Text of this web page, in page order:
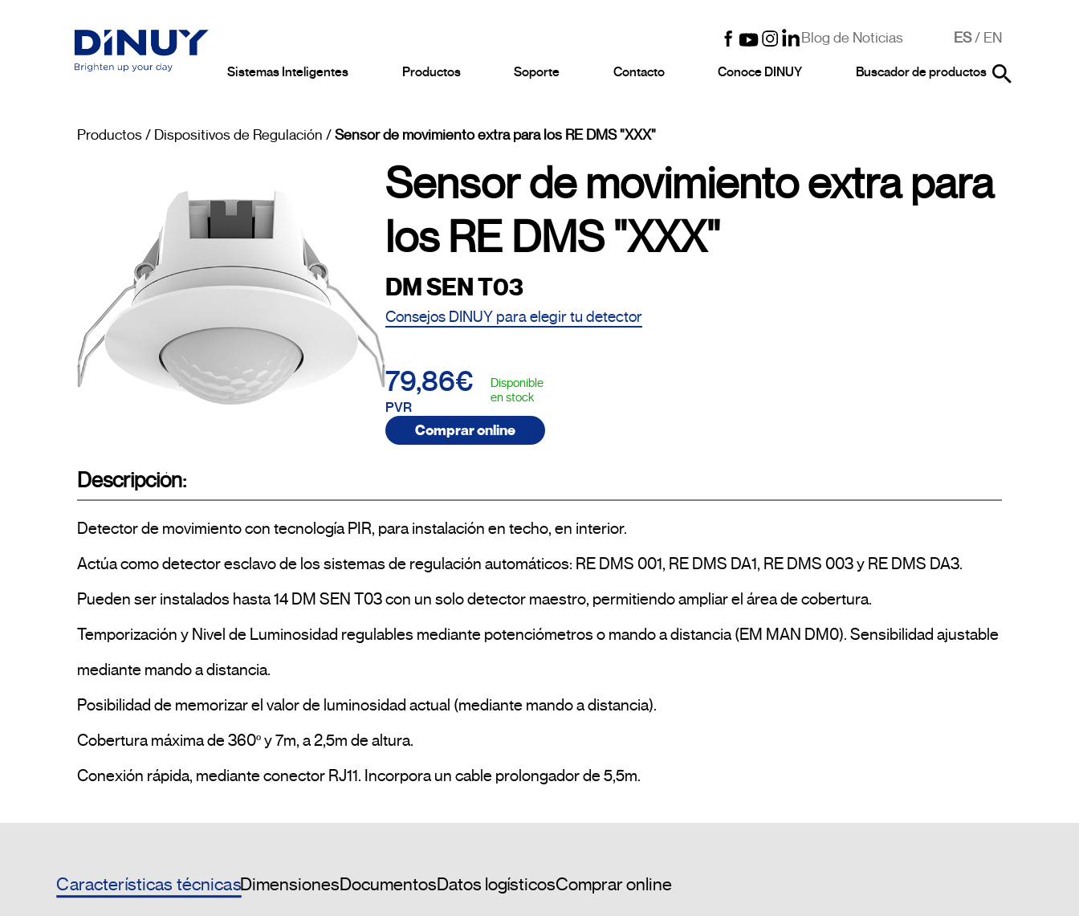
Blog de Noticias ES/ EN
Sistemas Inteligentes Productos Soporte Contacto Conoce DINUY Buscador de productos
Productos/ Dispositivos de Regulación /Sensor de movimiento extra para los RE DMS "XXX"
Sensor de movimiento extra para
los RE DMS "XXX"
DM SEN T03
Consejos DINUY para elegir tu detector
79,86€
PVR
Disponible
en stock
Comprar online
Descripción:
Detector de movimiento con tecnología PIR, para instalación en techo, en interior.
Actúa como detector esclavo de los sistemas de regulación automáticos: RE DMS 001, RE DMS DA1, RE DMS 003 y RE DMS DA3.
Pueden ser instalados hasta 14 DM SEN T03 con un solo detector maestro, permitiendo ampliar el área de cobertura.
Temporización y Nivel de Luminosidad regulables mediante potenciómetros o mando a distancia (EM MAN DM0). Sensibilidad ajustable
mediante mando a distancia.
Posibilidad de memorizar el valor de luminosidad actual (mediante mando a distancia).
Cobertura máxima de 360º y 7m, a 2,5m de altura.
Características técnicasDimensionesDocumentosDatos logísticosComprar online